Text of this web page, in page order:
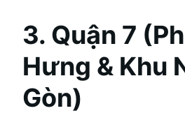
3. Quận 7
Hưng & Khu
Gòn)